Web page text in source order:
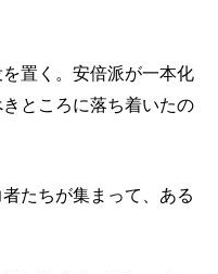
置く。安倍派が一本化
ところに落ち着いたの
たちが集まって、ある